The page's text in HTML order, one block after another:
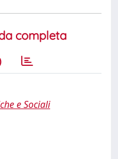
completa
e Sociali